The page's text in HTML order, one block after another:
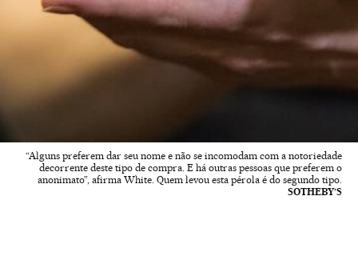
“Alguns preferem dar seu nome e não se incomodam com a notoriedade
decorrente deste tipo de compra. E há outras pessoas que preferem o
anonimato”, afirma White. Quem levou esta pérola é do segundo tipo.
SOTHEBY’S